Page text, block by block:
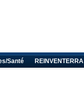
Santé REINVENTERRA